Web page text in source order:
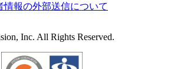
情報の外部送信について
Inc. All Rights Reserved.